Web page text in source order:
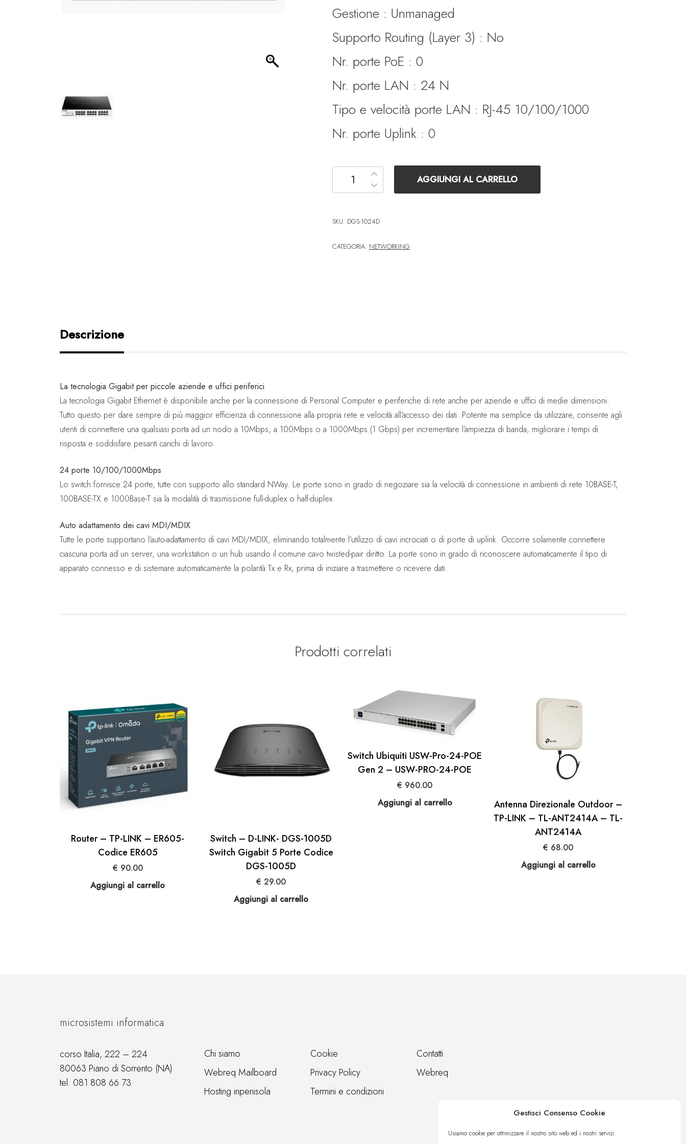
Gestisci Consenso Cookie
Usiamo cookie per ottimizzare il nostro sito web ed i nostri servizi.
era:
€ 196.00.
è:
€ 149.00.
Gestione : Unmanaged
Supporto Routing (Layer 3) : No
Nr. porte PoE : 0
Nr. porte LAN : 24 N
Tipo e velocità porte LAN : RJ-45 10/100/1000
Nr. porte Uplink : 0
Switch - D-LINK - DGS-1024D quantità
AGGIUNGI AL CARRELLO
SKU: DGS-1024D
CATEGORIA: NETWORKING
Descrizione
La tecnologia Gigabit per piccole aziende e uffici periferici
La tecnologia Gigabit Ethernet è disponibile anche per la connessione di Personal Computer e periferiche di rete anche per aziende e uffici di medie dimensioni.
Tutto questo per dare sempre di più maggior efficienza di connessione alla propria rete e velocità all’accesso dei dati. Potente ma semplice da utilizzare, consente agli
utenti di connettere una qualsiasi porta ad un nodo a 10Mbps, a 100Mbps o a 1000Mbps (1 Gbps) per incrementare l’ampiezza di banda, migliorare i tempi di
risposta e soddisfare pesanti carichi di lavoro.
24 porte 10/100/1000Mbps
Lo switch fornisce 24 porte, tutte con supporto allo standard NWay. Le porte sono in grado di negoziare sia la velocità di connessione in ambienti di rete 10BASE-T,
100BASE-TX e 1000Base-T sia la modalità di trasmissione full-duplex o half-duplex.
Auto adattamento dei cavi MDI/MDIX
Tutte le porte supportano l’auto-adattamento di cavi MDI/MDIX, eliminando totalmente l’utilizzo di cavi incrociati o di porte di uplink. Occorre solamente connettere
ciascuna porta ad un server, una workstation o un hub usando il comune cavo twisted-pair diritto. La porte sono in grado di riconoscere automaticamente il tipo di
apparato connesso e di sistemare automaticamente la polarità Tx e Rx, prima di iniziare a trasmettere o ricevere dati.
Prodotti correlati
Router – TP-LINK – ER605-
Codice ER605
€ 90.00
Aggiungi al carrello
Switch – D-LINK- DGS-1005D
Switch Gigabit 5 Porte Codice
DGS-1005D
€ 29.00
Aggiungi al carrello
Switch Ubiquiti USW-Pro-24-POE
Gen 2 – USW-PRO-24-POE
€ 960.00
Aggiungi al carrello
Antenna Direzionale Outdoor –
TP-LINK – TL-ANT2414A – TL-
ANT2414A
€ 68.00
Aggiungi al carrello
microsistemi informatica
corso Italia, 222 – 224
80063 Piano di Sorrento (NA)
tel. 081 808 66 73
Chi siamo
Webreq Mailboard
Hosting inpenisola
Cookie
Privacy Policy
Termini e condizioni
Contatti
Webreq